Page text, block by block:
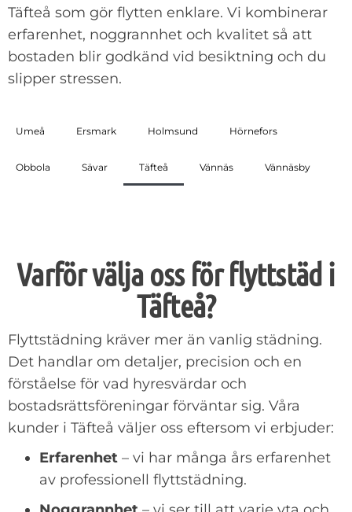
Täfteå som gör flytten enklare. Vi kombinerar
erfarenhet, noggrannhet och kvalitet så att
bostaden blir godkänd vid besiktning och du
slipper stressen.
Umeå Ersmark Holmsund Hörnefors
Obbola Sävar Täfteå Vännäs Vännäsby
Varför välja oss för flyttstäd i
Täfteå?
Flyttstädning kräver mer än vanlig städning.
Det handlar om detaljer, precision och en
förståelse för vad hyresvärdar och
bostadsrättsföreningar förväntar sig. Våra
kunder i Täfteå väljer oss eftersom vi erbjuder:
Erfarenhet – vi har många års erfarenhet
av professionell flyttstädning.